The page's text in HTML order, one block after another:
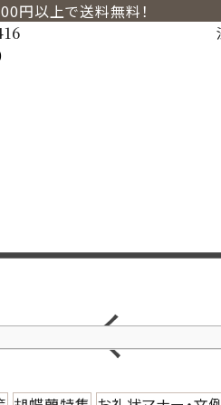
円以上で送料無料！